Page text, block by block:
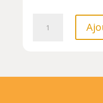
LABYRINTHE
DESSOUS